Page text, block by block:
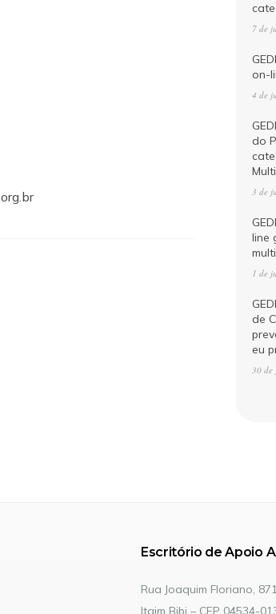
7 de
on-
4 de
do
3 de
line
1 de
de
eu
30 de
Escritório de Apoio
Rua Joaquim Floriano,
Itaim Bibi – CEP 04534-